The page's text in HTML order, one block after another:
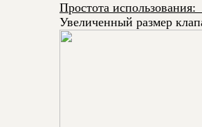
Простота использования:
Увеличенный размер